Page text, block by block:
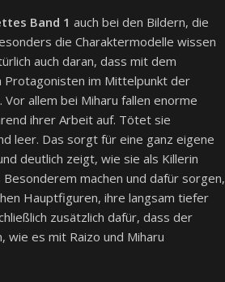
Band 1 auch bei den Bildern, die
die Charaktermodelle wissen
auch daran, dass mit dem
Protagonisten im Mittelpunkt der
allem bei Miharu fallen enorme
ihrer Arbeit auf. Tötet sie
leer. Das sorgt für eine ganz eigene
deutlich zeigt, wie sie als Killerin
machen und dafür sorgen,
Hauptfiguren, ihre langsam tiefer
zusätzlich dafür, dass der
wie es mit Raizo und Miharu